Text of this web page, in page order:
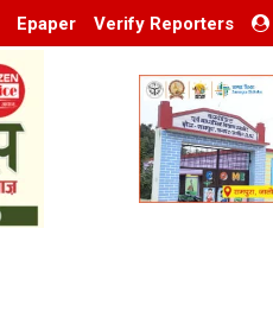
Epaper Verify Reporters